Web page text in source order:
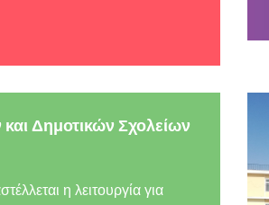
Δημοτικών Σχολείων
η λειτουργία για